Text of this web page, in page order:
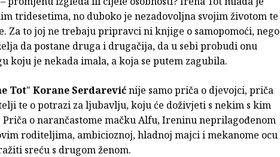
tridesetima, no duboko je nezadovoljna svojim životom te
Za to joj ne trebaju pripravci ni knjige o samopomoći, nego
da postane druga i drugačija, da u sebi probudi onu
koju je nekada imala, a koja se putem zagubila.
Tot" Korane Serdarevićnije samo priča o djevojci, priča
te o potrazi za ljubavlju, koju će doživjeti s nekim s kim
Priča o narančastome mačku Alfu, Ireninu neprilagođenom
roditeljima, ambicioznoj, hladnoj majci i mekanome ocu
sreću s drugom ženom.